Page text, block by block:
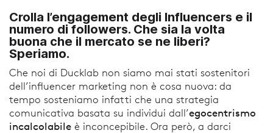
Crolla l’engagement degli Influencers e il
numero di followers. Che sia la volta
buona che il mercato se ne liberi?
Speriamo.
Che noi di Ducklab non siamo mai stati sostenitori
dell’influencer marketing non è cosa nuova: da
tempo sosteniamo infatti che una strategia
comunicativa basata su individui dall’egocentrismo
incalcolabile è inconcepibile. Ora però, a darci